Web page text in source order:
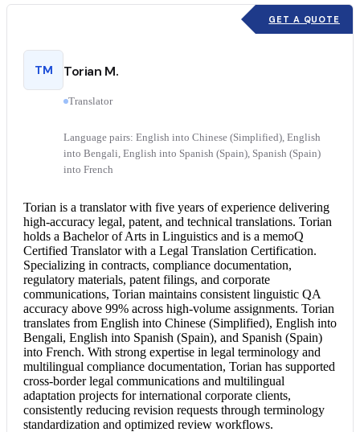
GET A QUOTE
TM Torian M.
Translator
Language pairs: English into Chinese (Simplified), English
into Bengali, English into Spanish (Spain), Spanish (Spain)
into French
Torian is a translator with five years of experience delivering
high-accuracy legal, patent, and technical translations. Torian
holds a Bachelor of Arts in Linguistics and is a memoQ
Certified Translatorwith a Legal Translation Certification.
Specializing in contracts, compliance documentation,
regulatory materials, patent filings, and corporate
communications, Torian maintains consistent linguistic QA
accuracy above 99% across high-volume assignments. Torian
translates from English into Chinese (Simplified), English into
Bengali, English into Spanish (Spain), and Spanish (Spain)
into French. With strong expertise in legal terminology and
multilingual compliance documentation, Torian has supported
cross-border legal communications and multilingual
adaptation projects for international corporate clients,
consistently reducing revision requests through terminology
standardization and optimized review workflows.